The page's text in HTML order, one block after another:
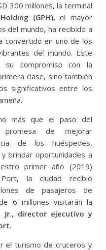
300 millones, la terminal
(GPH), el mayor
del mundo, ha recibido a
convertido en uno de los
del mundo. Este
su compromiso con la
clase, sino también
significativos entre los
más que el paso del
de mejorar
de los huéspedes,
brindar oportunidades a
primer año (2019)
la ciudad recibió
de pasajeros de
6 millones visitarán la
Jr., director ejecutivo y
el turismo de cruceros y